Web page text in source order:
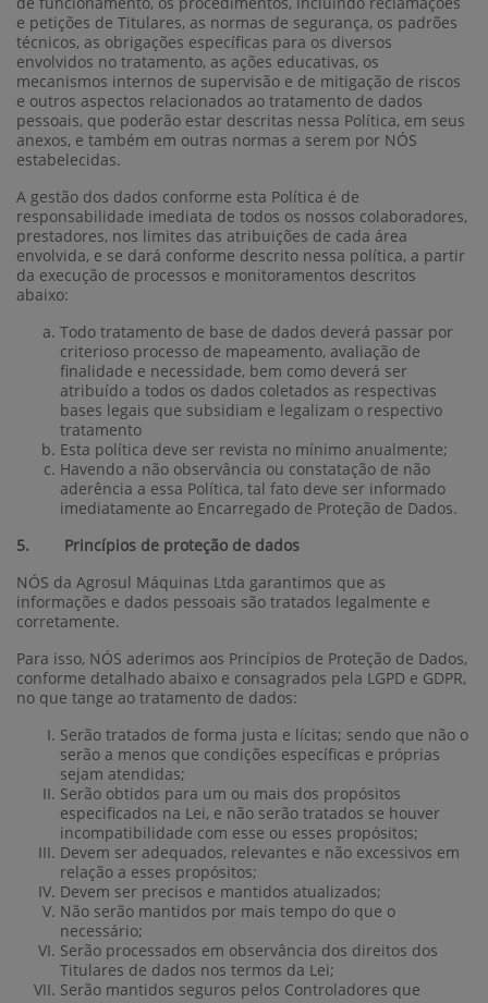
e petições de Titulares, as normas de segurança, os padrões
técnicos, as obrigações específicas para os diversos
envolvidos no tratamento, as ações educativas, os
mecanismos internos de supervisão e de mitigação de riscos
e outros aspectos relacionados ao tratamento de dados
pessoais, que poderão estar descritas nessa Política, em seus
anexos, e também em outras normas a serem por NÓS
estabelecidas.
A gestão dos dados conforme esta Política é de
responsabilidade imediata de todos os nossos colaboradores,
prestadores, nos limites das atribuições de cada área
envolvida, e se dará conforme descrito nessa política, a partir
da execução de processos e monitoramentos descritos
abaixo:
Todo tratamento de base de dados deverá passar por
criterioso processo de mapeamento, avaliação de
finalidade e necessidade, bem como deverá ser
atribuído a todos os dados coletados as respectivas
bases legais que subsidiam e legalizam o respectivo
tratamento
Esta política deve ser revista no mínimo anualmente;
Havendo a não observância ou constatação de não
aderência a essa Política, tal fato deve ser informado
imediatamente ao Encarregado de Proteção de Dados.
5. Princípios de proteção de dados
NÓS da Agrosul Máquinas Ltda garantimos que as
informações e dados pessoais são tratados legalmente e
corretamente.
Para isso, NÓS aderimos aos Princípios de Proteção de Dados,
conforme detalhado abaixo e consagrados pela LGPD e GDPR,
no que tange ao tratamento de dados:
Serão tratados de forma justa e lícitas; sendo que não o
serão a menos que condições específicas e próprias
sejam atendidas;
Serão obtidos para um ou mais dos propósitos
especificados na Lei, e não serão tratados se houver
incompatibilidade com esse ou esses propósitos;
Devem ser adequados, relevantes e não excessivos em
relação a esses propósitos;
Devem ser precisos e mantidos atualizados;
Não serão mantidos por mais tempo do que o
necessário;
Serão processados em observância dos direitos dos
Titulares de dados nos termos da Lei;
Serão mantidos seguros pelos Controladores que